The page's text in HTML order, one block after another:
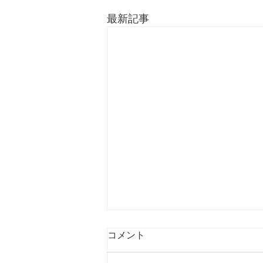
最新記事
次回作の話
こんにちは、どにちです。 『ふ
コメント